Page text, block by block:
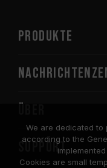
PRODUKTE
SUPPORT
We are dedicated to
according to the
Cookies are small